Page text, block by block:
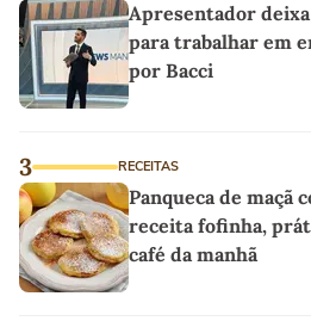
Apresentador deixa
para trabalhar em
por Bacci
3 RECEITAS
Panqueca de maçã
receita fofinha,
café da manhã